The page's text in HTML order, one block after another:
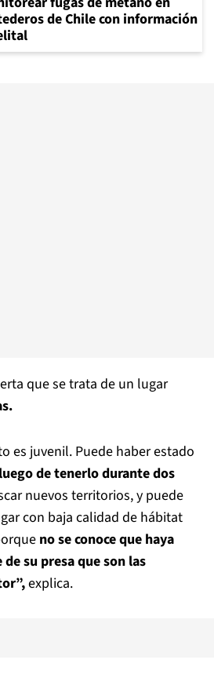
de Chile con información
que se trata de un lugar
es juvenil. Puede haber estado
de tenerlo durante dos
nuevos territorios, y puede
con baja calidad de hábitat
no se conoce que haya
su presa que son las
explica.